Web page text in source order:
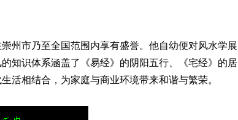
州市乃至全国范围内享有盛誉。他自幼便对风水学展
知识体系涵盖了《易经》的阴阳五行、《宅经》的居
活相结合，为家庭与商业环境带来和谐与繁荣。